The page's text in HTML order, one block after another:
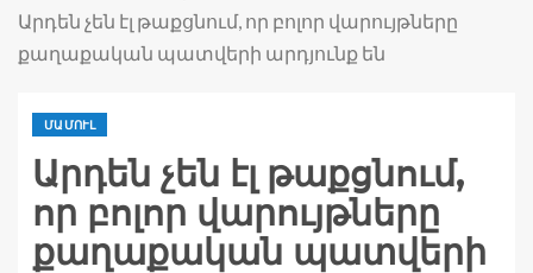
Արդեն չեն էլ թաքցնում, որ բոլոր վարույթները
քաղաքական պատվերի արդյունք են
ՄԱՄՈՒԼ
Արդեն չեն էլ թաքցնում,
որ բոլոր վարույթները
քաղաքական պատվերի